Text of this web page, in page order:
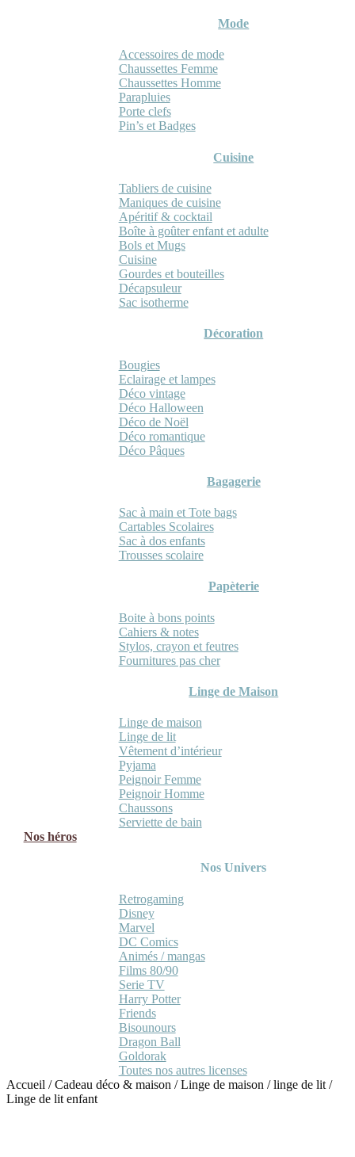
Mode
Accessoires de mode
Chaussettes Femme
Chaussettes Homme
Parapluies
Porte clefs
Pin’s et Badges
Cuisine
Tabliers de cuisine
Maniques de cuisine
Apéritif & cocktail
Boîte à goûter enfant et adulte
Bols et Mugs
Cuisine
Gourdes et bouteilles
Décapsuleur
Sac isotherme
Décoration
Bougies
Eclairage et lampes
Déco vintage
Déco Halloween
Déco de Noël
Déco romantique
Déco Pâques
Bagagerie
Sac à main et Tote bags
Cartables Scolaires
Sac à dos enfants
Trousses scolaire
Papèterie
Boite à bons points
Cahiers & notes
Stylos, crayon et feutres
Fournitures pas cher
Linge de Maison
Linge de maison
Linge de lit
Vêtement d’intérieur
Pyjama
Peignoir Femme
Peignoir Homme
Chaussons
Serviette de bain
Nos héros
Nos Univers
Retrogaming
Disney
Marvel
DC Comics
Animés / mangas
Films 80/90
Serie TV
Harry Potter
Friends
Bisounours
Dragon Ball
Goldorak
Toutes nos autres licenses
Accueil /Cadeau déco & maison /Linge de maison /linge de lit /
Linge de lit enfant